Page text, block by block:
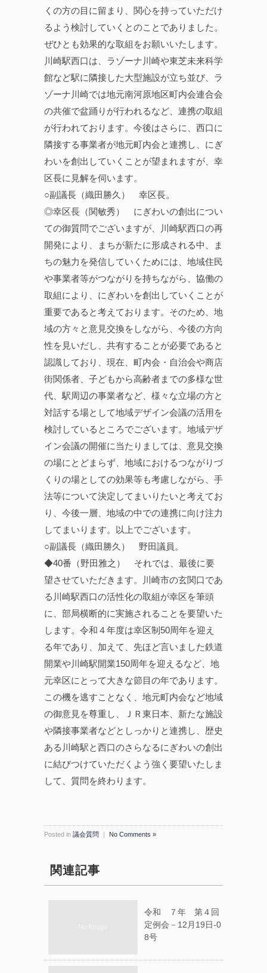
くの方の目に留まり、関心を持っていただけ
るよう検討していくとのことでありました。
ぜひとも効果的な取組をお願いいたします。
川崎駅西口は、ラゾーナ川崎や東芝未来科学
館など駅に隣接した大型施設が立ち並び、ラ
ゾーナ川崎では地元南河原地区町内会連合会
の共催で盆踊りが行われるなど、連携の取組
が行われております。今後はさらに、西口に
隣接する事業者が地元町内会と連携し、にぎ
わいを創出していくことが望まれますが、幸
区長に見解を伺います。
○副議長（織田勝久） 幸区長。
◎幸区長（関敏秀） にぎわいの創出につい
ての御質問でございますが、川崎駅西口の再
開発により、まちが新たに形成される中、ま
ちの魅力を発信していくためには、地域住民
や事業者等がつながりを持ちながら、協働の
取組により、にぎわいを創出していくことが
重要であると考えております。そのため、地
域の方々と意見交換をしながら、今後の方向
性を見いだし、共有することが必要であると
認識しており、現在、町内会・自治会や商店
街関係者、子どもから高齢者までの多様な世
代、駅周辺の事業者など、様々な立場の方と
対話する場として地域デザイン会議の活用を
検討しているところでございます。地域デザ
イン会議の開催に当たりましては、意見交換
の場にとどまらず、地域におけるつながりづ
くりの場としての効果等も考慮しながら、手
法等について決定してまいりたいと考えてお
り、今後一層、地域の中での連携に向け注力
してまいります。以上でございます。
○副議長（織田勝久） 野田議員。
◆40番（野田雅之） それでは、最後に要
望させていただきます。川崎市の玄関口であ
る川崎駅西口の活性化の取組が幸区を筆頭
に、部局横断的に実施されることを要望いた
します。令和４年度は幸区制50周年を迎え
る年であり、加えて、先ほど言いました鉄道
開業や川崎駅開業150周年を迎えるなど、地
元幸区にとって大きな節目の年であります。
この機を逃すことなく、地元町内会など地域
の御意見を尊重し、ＪＲ東日本、新たな施設
や隣接事業者などとしっかりと連携し、歴史
ある川崎駅と西口のさらなるにぎわいの創出
に結びつけていただくよう強く要望いたしま
して、質問を終わります。
Posted in 議会質問 ｜ No Comments »
関連記事
令和 ７年 第４回
定例会－12月19日-0
8号